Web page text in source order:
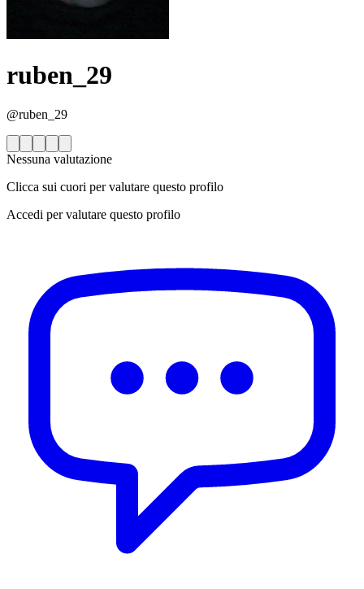
ruben_29
@ruben_29
Nessuna valutazione
Clicca sui cuori per valutare questo profilo
Accedi per valutare questo profilo